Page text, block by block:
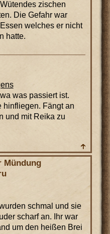
zischen
Die Gefahr war
welches er nicht
hatte.
was passiert ist.
hinfliegen. Fängt an
und mit Reika zu
Mündung
schmal und sie
scharf an. Ihr war
um den heißen Brei